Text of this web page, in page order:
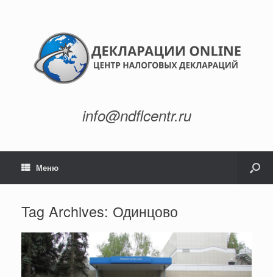
info@ndflcentr.ru
Меню
Tag Archives: Одинцово